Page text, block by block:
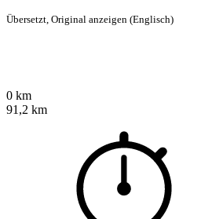
Übersetzt, Original anzeigen (Englisch)
0 km
91,2 km